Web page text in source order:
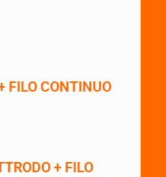
FILO CONTINUO
+ FILO